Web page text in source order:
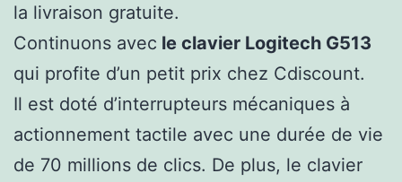
la livraison gratuite.
Continuons avec le clavier Logitech G513
qui profite d’un petit prix chez Cdiscount.
Il est doté d’interrupteurs mécaniques à
actionnement tactile avec une durée de vie
de 70 millions de clics. De plus, le clavier